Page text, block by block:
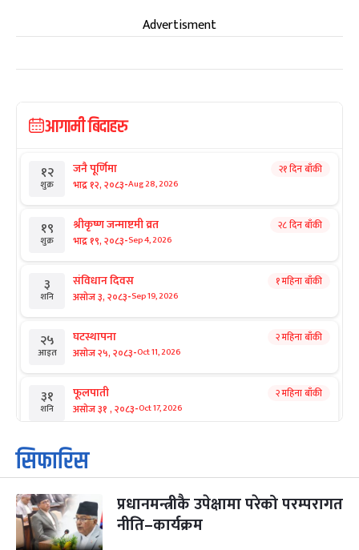
Advertisment
आगामी बिदाहरु
१२
शुक्र
जनै पूर्णिमा
भाद्र १२, २०८३-Aug 28, 2026
२१ दिन बाँकी
१९
शुक्र
श्रीकृष्ण जन्माष्टमी व्रत
भाद्र १९, २०८३-Sep 4, 2026
२८ दिन बाँकी
३
शनि
संविधान दिवस
असोज ३, २०८३-Sep 19, 2026
१ महिना बाँकी
२५
आइत
घटस्थापना
असोज २५, २०८३-Oct 11, 2026
२ महिना बाँकी
३१
शनि
फूलपाती
असोज ३१ , २०८३-Oct 17, 2026
२ महिना बाँकी
१
आइत
कार्तिक सङ्क्रान्ति
कार्तिक १, २०८३
३
मंगल
महानवमी
कार्तिक ३, २०८३-Oct 20, 2026
२ महिना बाँकी
सिफारिस
प्रधानमन्त्रीकै उपेक्षामा परेको परम्परागत
नीति–कार्यक्रम